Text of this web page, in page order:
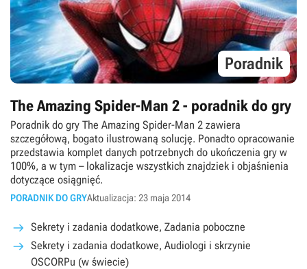
Poradnik
The Amazing Spider-Man 2 - poradnik do gry
Poradnik do gry The Amazing Spider-Man 2 zawiera
szczegółową, bogato ilustrowaną solucję. Ponadto opracowanie
przedstawia komplet danych potrzebnych do ukończenia gry w
100%, a w tym – lokalizacje wszystkich znajdziek i objaśnienia
dotyczące osiągnięć.
PORADNIK DO GRYAktualizacja: 23 maja 2014
Sekrety i zadania dodatkowe, Zadania poboczne
Sekrety i zadania dodatkowe, Audiologi i skrzynie
OSCORPu (w świecie)